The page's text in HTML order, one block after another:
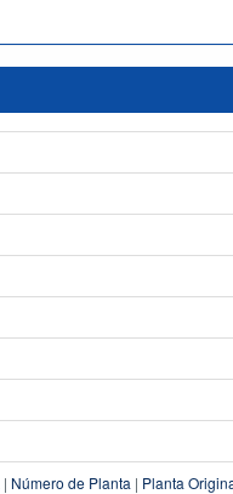
| Número de Planta | Planta